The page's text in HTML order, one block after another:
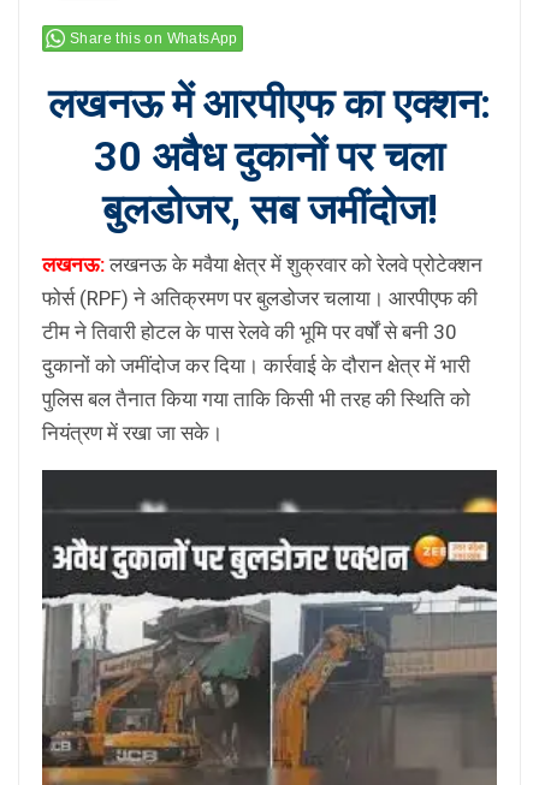
Share this on WhatsApp
लखनऊ में आरपीएफ का एक्शन:
30 अवैध दुकानों पर चला
बुलडोजर, सब जमींदोज!
लखनऊ:लखनऊ के मवैया क्षेत्र में शुक्रवार को रेलवे प्रोटेक्शन
फोर्स (RPF) ने अतिक्रमण पर बुलडोजर चलाया। आरपीएफ की
टीम ने तिवारी होटल के पास रेलवे की भूमि पर वर्षों से बनी 30
दुकानों को जमींदोज कर दिया। कार्रवाई के दौरान क्षेत्र में भारी
पुलिस बल तैनात किया गया ताकि किसी भी तरह की स्थिति को
नियंत्रण में रखा जा सके।